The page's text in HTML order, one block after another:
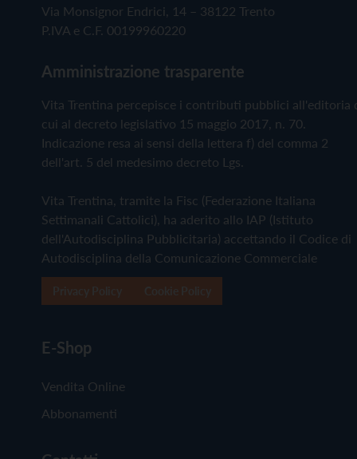
Via Monsignor Endrici, 14 – 38122 Trento
P.IVA e C.F. 00199960220
Amministrazione trasparente
Vita Trentina percepisce i contributi pubblici all'editoria
cui al decreto legislativo 15 maggio 2017, n. 70.
Indicazione resa ai sensi della lettera f) del comma 2
dell'art. 5 del medesimo decreto Lgs.
Vita Trentina, tramite la Fisc (Federazione Italiana
Settimanali Cattolici), ha aderito allo IAP (Istituto
dell'Autodisciplina Pubblicitaria) accettando il Codice di
Autodisciplina della Comunicazione Commerciale
E-Shop
Vendita Online
Abbonamenti